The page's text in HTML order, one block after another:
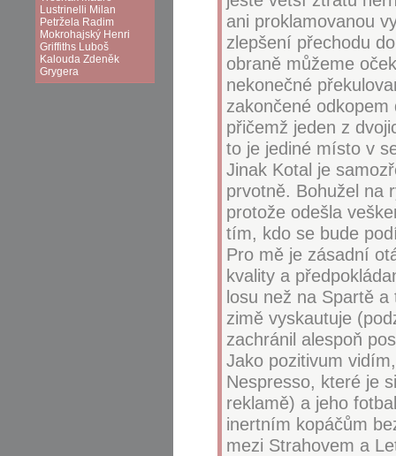
ani proklamovanou
zlepšení přechodu
obraně můžeme
nekonečné
zakončené
přičemž jeden z
to je jediné místo v
Jinak Kotal je
prvotně. Bohužel na
protože odešla
tím, kdo se bude
Pro mě je zásadní
kvality a
losu než na Spartě
zimě vyskautuje
zachránil alespoň
Jako pozitivum
Nespresso, které je
reklamě) a jeho
inertním kopáčům
mezi Strahovem a
Lustrinelli Milan
Petržela Radim
Mokrohajský Henri
Griffiths Luboš
Kalouda Zdeněk
Grygera